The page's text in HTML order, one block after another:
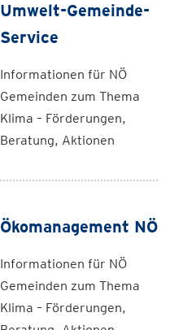
Umwelt-Gemeinde-
Service
Informationen für NÖ
Gemeinden zum Thema
Klima – Förderungen,
Beratung, Aktionen
Ökomanagement NÖ
Informationen für NÖ
Gemeinden zum Thema
Klima – Förderungen,